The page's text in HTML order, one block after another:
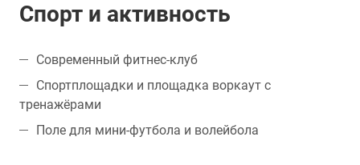
Спорт и активность
Современный фитнес-клуб
Спортплощадки и площадка воркаут с
тренажёрами
Поле для мини-футбола и волейбола